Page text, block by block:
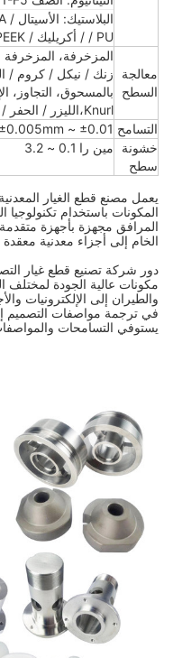
/ PU / أكريليك / ABS / PTFE / PEEK الخ
معالجة
السطح
زنك / نيكل / كروم /
بالمسحوق، التجاوز،
Knurl،الليزر / الحفر / الحفر الخ.
التسامح ±0.01 ~ ±0.005mm
خشونة
سطح
مين را 0.1 ~ 3.2
المرافق مجهزة بأجهزة
الخام إلى أجزاء معدنية معقدة
دور شركة تصنيع قطع غيار
مكونات عالية الجودة لمختلف
والطيران إلى الإلكترونيات
في ترجمة مواصفات التصميم
يستوفي التسامحات